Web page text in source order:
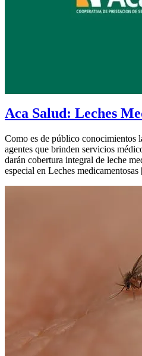
Aca Salud: Leches
Como es de público conocimientos
agentes que brinden servicios
darán cobertura integral de leche
especial en Leches